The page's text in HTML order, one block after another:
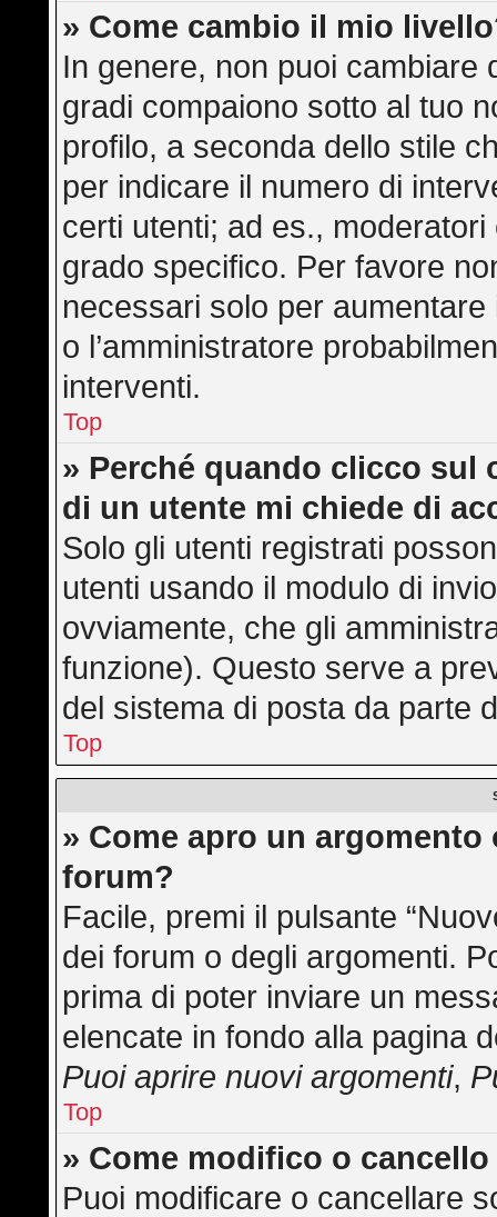
» Come cambio il mio
In genere, non puoi cambiare
gradi compaiono sotto al tuo
profilo, a seconda dello stile
per indicare il numero di
certi utenti; ad es.,
grado specifico. Per favore
necessari solo per
o l’amministratore
interventi.
Top
» Perché quando clicco sul
di un utente mi chiede di
Solo gli utenti registrati
utenti usando il modulo di
ovviamente, che gli
funzione). Questo serve a
del sistema di posta da parte
Top
» Come apro un
forum?
Facile, premi il pulsante
dei forum o degli argomenti.
prima di poter inviare un
elencate in fondo alla pagina
Puoi aprire nuovi argomenti,
Top
» Come modifico o
Puoi modificare o cancellare